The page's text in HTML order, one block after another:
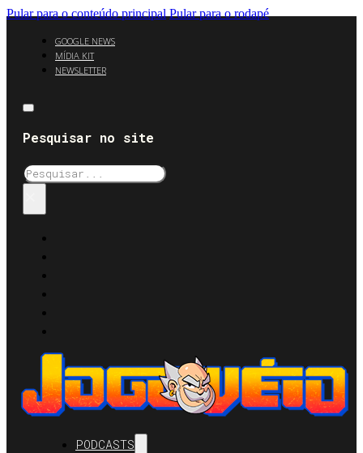
Pular para o conteúdo principal Pular para o rodapé
GOOGLE NEWS
MÍDIA KIT
NEWSLETTER
Pesquisar no site
Pesquisar
PODCASTS